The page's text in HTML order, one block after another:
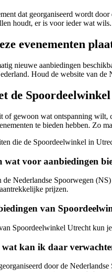
dat georganiseerd wordt
houdt, er is voor ieder wat
evenementen
nieuwe aanbiedingen
Houd de website van
de
of gewoon wat ontspanning
te bieden hebben. Zo
die de Spoordeelwinkel in
voor aanbiedingen
Nederlandse Spoorwegen
prijzen.
van
Spoordeelwinkel Utrecht kun
wat kan ik daar
door de